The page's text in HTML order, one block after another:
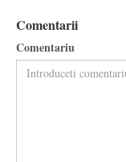
Comentarii
Comentariu